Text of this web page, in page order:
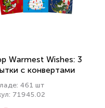
Warmest Wishes: 3
с конвертами
461 шт
71945.02